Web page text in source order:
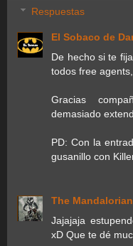
Respuestas
El Sobaco de
De hecho si te
todos free
Gracias
demasiado
PD: Con la
gusanillo con
The Mandalorian
Jajajaja
xD Que te dé